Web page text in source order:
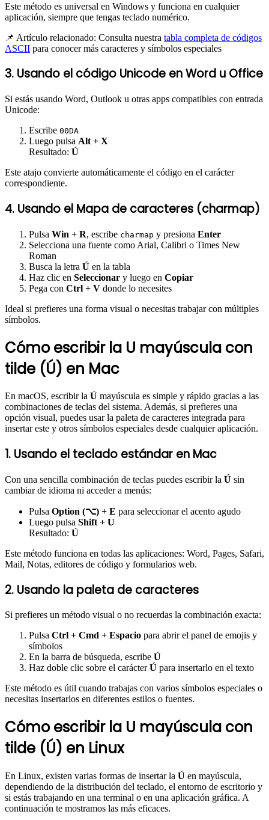
Este método es universal en Windows y funciona en cualquier
aplicación, siempre que tengas teclado numérico.
📌 Artículo relacionado: Consulta nuestra tabla completa de códigos
ASCII para conocer más caracteres y símbolos especiales
3. Usando el código Unicode en Word u Office
Si estás usando Word, Outlook u otras apps compatibles con entrada
Unicode:
Escribe 00DA
Luego pulsa Alt + X
Resultado: Ú
Este atajo convierte automáticamente el código en el carácter
correspondiente.
4. Usando el Mapa de caracteres (charmap)
Pulsa Win + R, escribe charmap y presiona Enter
Selecciona una fuente como Arial, Calibri o Times New
Roman
Busca la letra Ú en la tabla
Haz clic en Seleccionar y luego en Copiar
Pega con Ctrl + V donde lo necesites
Ideal si prefieres una forma visual o necesitas trabajar con múltiples
símbolos.
Cómo escribir la U mayúscula con
tilde (Ú) en Mac
En macOS, escribir la Ú mayúscula es simple y rápido gracias a las
combinaciones de teclas del sistema. Además, si prefieres una
opción visual, puedes usar la paleta de caracteres integrada para
insertar este y otros símbolos especiales desde cualquier aplicación.
1. Usando el teclado estándar en Mac
Con una sencilla combinación de teclas puedes escribir la Ú sin
cambiar de idioma ni acceder a menús:
Pulsa Option (⌥) + E para seleccionar el acento agudo
Luego pulsa Shift + U
Resultado: Ú
Este método funciona en todas las aplicaciones: Word, Pages, Safari,
Mail, Notas, editores de código y formularios web.
2. Usando la paleta de caracteres
Si prefieres un método visual o no recuerdas la combinación exacta:
Pulsa Ctrl + Cmd + Espacio para abrir el panel de emojis y
símbolos
En la barra de búsqueda, escribe Ú
Haz doble clic sobre el carácterÚ para insertarlo en el texto
Este método es útil cuando trabajas con varios símbolos especiales o
necesitas insertarlos en diferentes estilos o fuentes.
Cómo escribir la U mayúscula con
tilde (Ú) en Linux
En Linux, existen varias formas de insertar la Ú en mayúscula,
dependiendo de la distribución del teclado, el entorno de escritorio y
si estás trabajando en una terminal o en una aplicación gráfica. A
continuación te mostramos las más eficaces.